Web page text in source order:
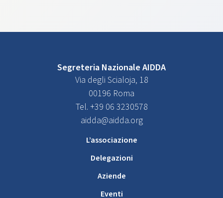
Segreteria Nazionale AIDDA
Via degli Scialoja, 18
00196 Roma
Tel. +39 06 3230578
aidda@aidda.org
L’associazione
Delegazioni
Aziende
Eventi